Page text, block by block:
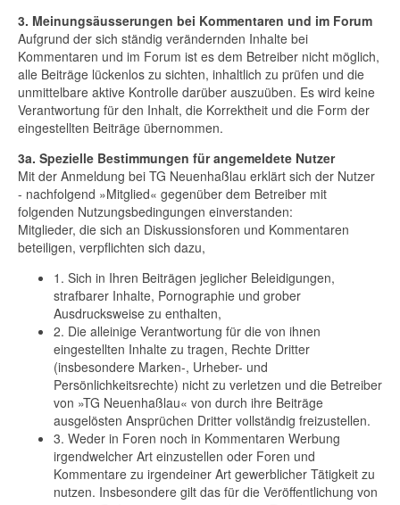
3. Meinungsäusserungen bei Kommentaren und im Forum
Aufgrund der sich ständig verändernden Inhalte bei
Kommentaren und im Forum ist es dem Betreiber nicht möglich,
alle Beiträge lückenlos zu sichten, inhaltlich zu prüfen und die
unmittelbare aktive Kontrolle darüber auszuüben. Es wird keine
Verantwortung für den Inhalt, die Korrektheit und die Form der
eingestellten Beiträge übernommen.
3a. Spezielle Bestimmungen für angemeldete Nutzer
Mit der Anmeldung bei TG Neuenhaßlau erklärt sich der Nutzer
- nachfolgend »Mitglied« gegenüber dem Betreiber mit
folgenden Nutzungsbedingungen einverstanden:
Mitglieder, die sich an Diskussionsforen und Kommentaren
beteiligen, verpflichten sich dazu,
1. Sich in Ihren Beiträgen jeglicher Beleidigungen,
strafbarer Inhalte, Pornographie und grober
Ausdrucksweise zu enthalten,
2. Die alleinige Verantwortung für die von ihnen
eingestellten Inhalte zu tragen, Rechte Dritter
(insbesondere Marken-, Urheber- und
Persönlichkeitsrechte) nicht zu verletzen und die Betreiber
von »TG Neuenhaßlau« von durch ihre Beiträge
ausgelösten Ansprüchen Dritter vollständig freizustellen.
3. Weder in Foren noch in Kommentaren Werbung
irgendwelcher Art einzustellen oder Foren und
Kommentare zu irgendeiner Art gewerblicher Tätigkeit zu
nutzen. Insbesondere gilt das für die Veröffentlichung von